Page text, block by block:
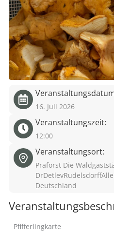
16. Juli 2026
Veranstaltungszeit:
12:00
Veranstaltungsort:
Praforst Die
Deutschland
Pfifferlingkarte